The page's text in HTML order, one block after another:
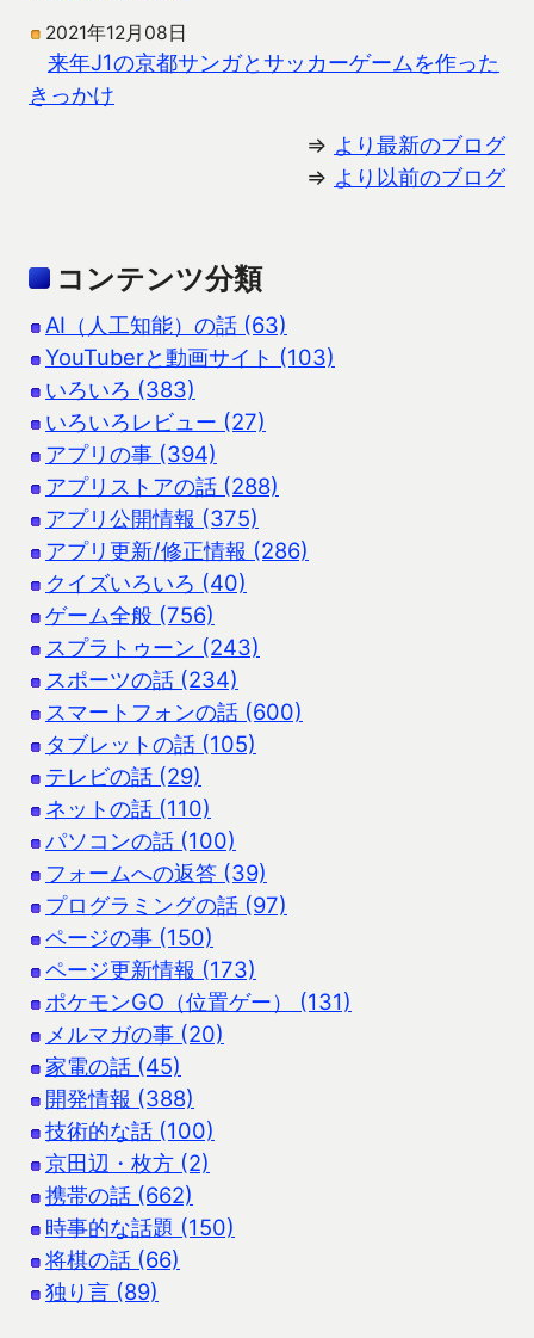
2021年12月08日
来年J1の京都サンガとサッカーゲームを作った
きっかけ
⇒ より最新のブログ
⇒ より以前のブログ
コンテンツ分類
AI（人工知能）の話 (63)
YouTuberと動画サイト (103)
いろいろ (383)
いろいろレビュー (27)
アプリの事 (394)
アプリストアの話 (288)
アプリ公開情報 (375)
アプリ更新/修正情報 (286)
クイズいろいろ (40)
ゲーム全般 (756)
スプラトゥーン (243)
スポーツの話 (234)
スマートフォンの話 (600)
タブレットの話 (105)
テレビの話 (29)
ネットの話 (110)
パソコンの話 (100)
フォームへの返答 (39)
プログラミングの話 (97)
ページの事 (150)
ページ更新情報 (173)
ポケモンGO（位置ゲー） (131)
メルマガの事 (20)
家電の話 (45)
開発情報 (388)
技術的な話 (100)
京田辺・枚方 (2)
携帯の話 (662)
時事的な話題 (150)
将棋の話 (66)
独り言 (89)